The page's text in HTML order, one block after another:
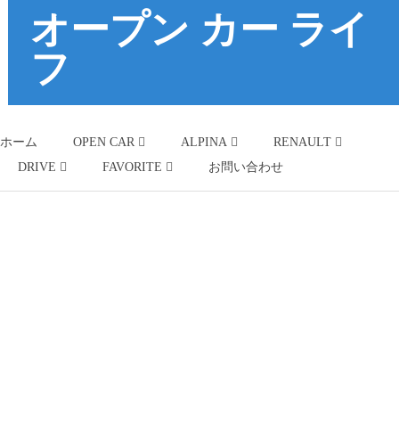
オープン カー ライ
フ
ホーム OPEN CAR ALPINA
RENAULT
DRIVE
FAVORITE お問い合わせ